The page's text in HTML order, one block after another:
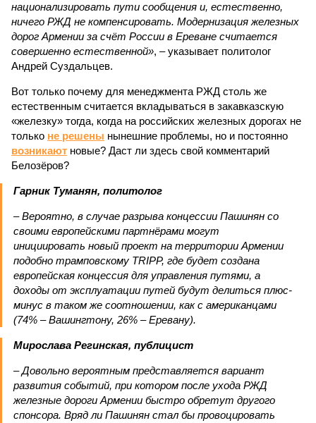
национализировать пути сообщения и, естественно,
ничего РЖД не компенсировать. Модернизация железных
дорог Армении за счёт России в Ереване считается
совершенно естественной», – указывает политолог
Андрей Суздальцев.
Вот только почему для менеджмента РЖД столь же
естественным считается вкладываться в закавказскую
«железку» тогда, когда на российских железных дорогах не
только не решены нынешние проблемы, но и постоянно
возникают новые? Даст ли здесь свой комментарий
Белозёров?
Гарник Туманян, политолог
– Вероятно, в случае разрыва концессии Пашинян со
своими европейскими партнёрами могут
инициировать новый проект на территории Армении
подобно трамповскому TRIPP, где будет создана
европейская концессия для управления путями, а
доходы от эксплуатации путей будут делиться плюс-
минус в таком же соотношении, как с американцами
(74% – Вашингтону, 26% – Еревану).
Мирослава Регинская, публицист
– Довольно вероятным представляется вариант
развития событий, при котором после ухода РЖД
железные дороги Армении быстро обретут другого
спонсора. Вряд ли Пашинян стал бы провоцировать